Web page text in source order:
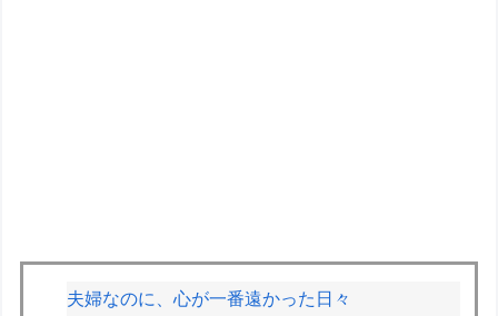
夫婦なのに、心が一番遠かった日々